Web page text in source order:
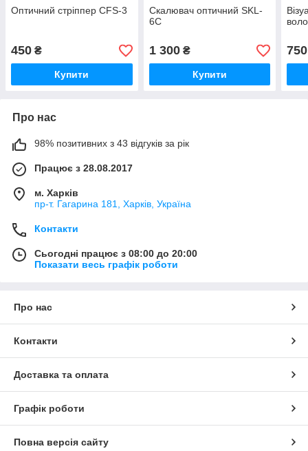
Оптичний стріппер CFS-3
450 ₴
Купити
Скалювач оптичний SKL-
6C
1 300₴
Купити
750
Про нас
98% позитивних з 43 відгуків за рік
Працює з 28.08.2017
м. Харків
пр-т. Гагарина 181, Харків, Україна
Контакти
Сьогодні працює з 08:00 до 20:00
Показати весь графік роботи
Про нас
Контакти
Доставка та оплата
Графік роботи
Повна версія сайту